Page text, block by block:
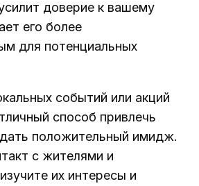
доверие к вашему
его более
для потенциальных
событий или акций
способ привлечь
положительный имидж.
с жителями и
их интересы и